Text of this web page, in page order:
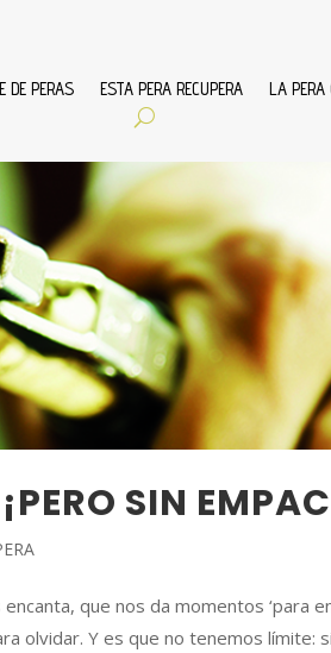
DE PERAS ESTA PERA RECUPERA LA PERA
SIN
que nos da momentos ‘para
olvidar. Y es que no tenemos límite: